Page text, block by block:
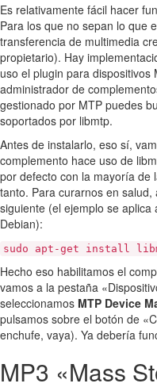
Es relativamente fácil hacer
Para los que no sepan lo que
transferencia de multimedia
propietario). Hay
uso el plugin para
administrador de
gestionado por MTP puedes
soportados por libmtp.
Antes de instalarlo, eso sí,
complemento hace uso de
por defecto con la mayoría de
tanto. Para curarnos en
siguiente (el ejemplo se
Debian):
sudo apt-get install
Hecho eso habilitamos el
vamos a la pestaña
seleccionamos MTP Device
pulsamos sobre el botón de
enchufe, vaya). Ya debería
MP3 «Mass